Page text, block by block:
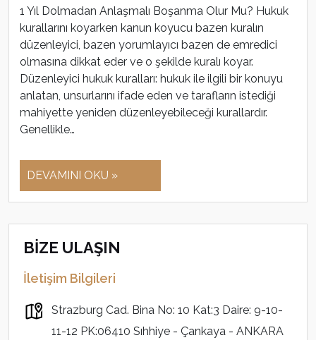
1 Yıl Dolmadan Anlaşmalı Boşanma Olur Mu? Hukuk
kurallarını koyarken kanun koyucu bazen kuralın
düzenleyici, bazen yorumlayıcı bazen de emredici
olmasına dikkat eder ve o şekilde kuralı koyar.
Düzenleyici hukuk kuralları: hukuk ile ilgili bir konuyu
anlatan, unsurlarını ifade eden ve tarafların istediği
mahiyette yeniden düzenleyebileceği kurallardır.
Genellikle…
DEVAMINI OKU »
BİZE ULAŞIN
İletişim Bilgileri
Strazburg Cad. Bina No: 10 Kat:3 Daire: 9-10-
11-12 PK:06410 Sıhhiye - Çankaya - ANKARA